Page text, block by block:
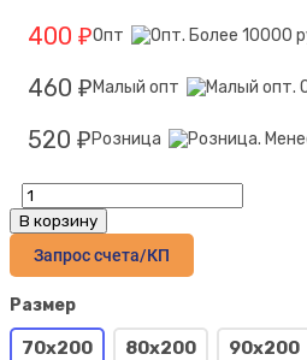
400 ₽Опт
460 ₽ Малый опт
520 ₽ Розница
В корзину
Запрос счета/КП
Размер
70х200 80х200 90х200